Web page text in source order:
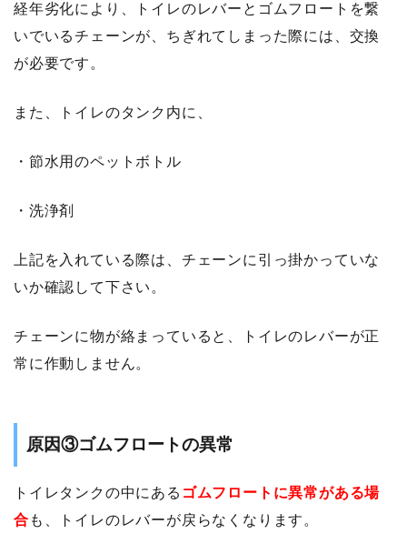
経年劣化により、トイレのレバーとゴムフロートを繋
いでいるチェーンが、ちぎれてしまった際には、交換
が必要です。
また、トイレのタンク内に、
・節水用のペットボトル
・洗浄剤
上記を入れている際は、チェーンに引っ掛かっていな
いか確認して下さい。
チェーンに物が絡まっていると、トイレのレバーが正
常に作動しません。
原因③ゴムフロートの異常
トイレタンクの中にある ゴムフロートに異常がある場
合 も、トイレのレバーが戻らなくなります。